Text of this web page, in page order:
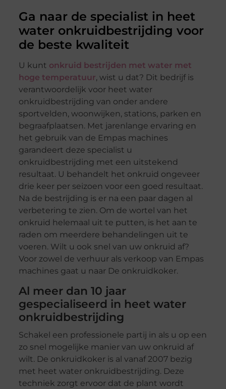
Ga naar de specialist in heet
water onkruidbestrijding voor
de beste kwaliteit
U kunt onkruid bestrijden met water met
hoge temperatuur, wist u dat? Dit bedrijf is
verantwoordelijk voor heet water
onkruidbestrijding van onder andere
sportvelden, woonwijken, stations, parken en
begraafplaatsen. Met jarenlange ervaring en
het gebruik van de Empas machines
garandeert deze specialist u
onkruidbestrijding met een uitstekend
resultaat. U behandelt het onkruid ongeveer
drie keer per seizoen voor een goed resultaat.
Na de bestrijding is er na een paar dagen al
verbetering te zien. Om de wortel van het
onkruid helemaal uit te putten, is het aan te
raden om meerdere behandelingen uit te
voeren. Wilt u ook snel van uw onkruid af?
Voor zowel de verhuur als verkoop van Empas
machines gaat u naar De onkruidkoker.
Al meer dan 10 jaar
gespecialiseerd in heet water
onkruidbestrijding
Schakel een professionele partij in als u op een
zo snel mogelijke manier van uw onkruid af
wilt. De onkruidkoker is al vanaf 2007 bezig
met heet water onkruidbestrijding. Deze
techniek zorgt ervoor dat de plant wordt